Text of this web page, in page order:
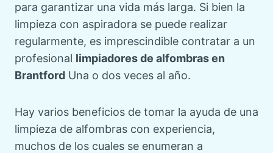
para garantizar una vida más larga. Si bien la
limpieza con aspiradora se puede realizar
regularmente, es imprescindible contratar a un
profesional limpiadores de alfombras en
Brantford Una o dos veces al año.
Hay varios beneficios de tomar la ayuda de una
limpieza de alfombras con experiencia,
muchos de los cuales se enumeran a